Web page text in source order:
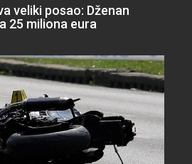
veliki posao: Dženan
25 miliona eura